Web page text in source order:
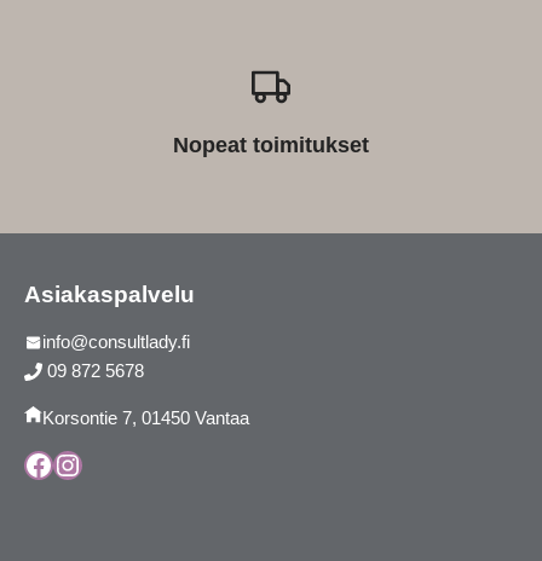
Nopeat toimitukset
Asiakaspalvelu
info@consultlady.fi
09 872 5678
Korsontie 7, 01450 Vantaa
Facebook
Instagram